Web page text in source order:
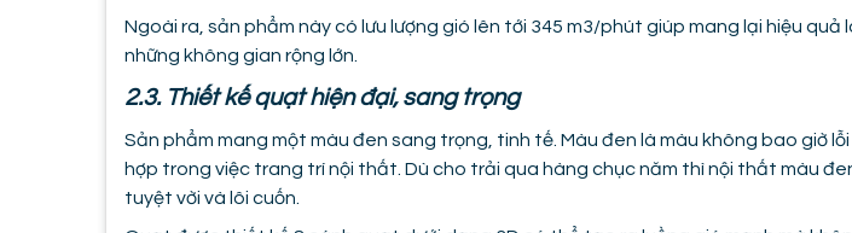
Ngoài ra, sản phẩm này có lưu lượng gió lên tới 345 m3/phút giúp mang lại hiệu quả
những không gian rộng lớn.
2.3. Thiết kế quạt hiện đại, sang trọng
Sản phẩm mang một màu đen sang trọng, tinh tế. Màu đen là màu không bao giờ
hợp trong việc trang trí nội thất. Dù cho trải qua hàng chục năm thì nội thất màu
tuyệt vời và lôi cuốn.